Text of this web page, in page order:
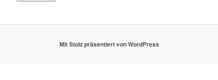
Mit Stolz präsentiert von WordPress